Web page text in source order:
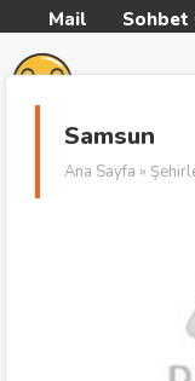
Mail Sohbet
Samsun
Ana Sayfa »